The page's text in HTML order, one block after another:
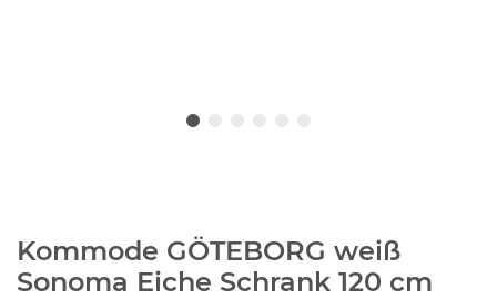
Kommode GÖTEBORG weiß
Sonoma Eiche Schrank 120 cm